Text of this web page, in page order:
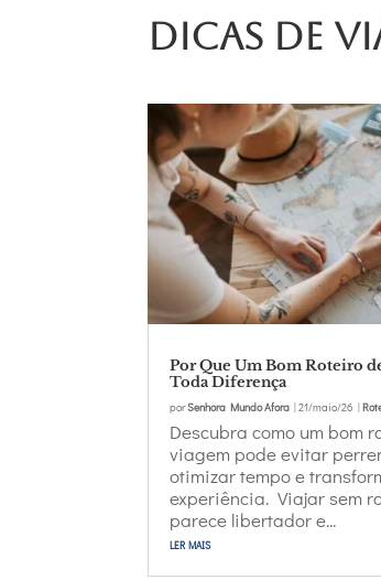
Dicas de
Por Que Um Bom Roteiro
Toda Diferença
porSenhora Mundo Afora |21/maio/26 |
Descubra como um bom
viagem pode evitar
otimizar tempo e
experiência. Viajar sem
parece libertador e...
ler mais